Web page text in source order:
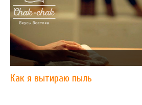
Как я вытираю пыль